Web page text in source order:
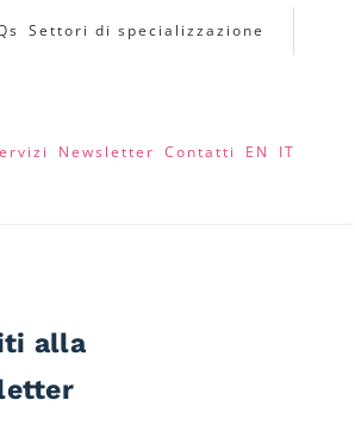
Settori di specializzazione
Newsletter Contatti EN IT
alla